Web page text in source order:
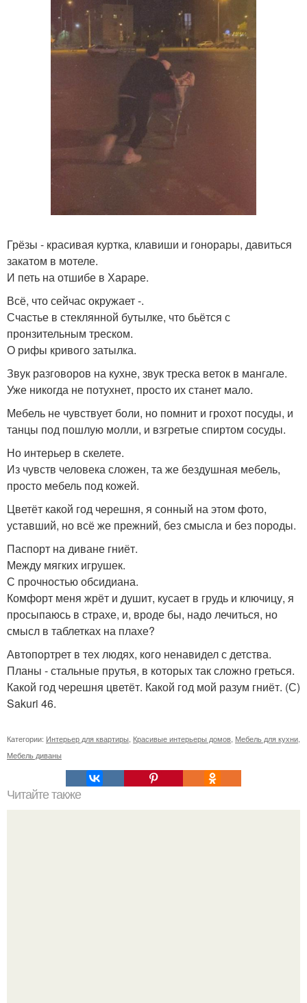
Грёзы - красивая куртка, клавиши и гонорары, давиться
закатом в мотеле.
И петь на отшибе в Хараре.
Всё, что сейчас окружает -.
Счастье в стеклянной бутылке, что бьётся с
пронзительным треском.
О рифы кривого затылка.
Звук разговоров на кухне, звук треска веток в мангале.
Уже никогда не потухнет, просто их станет мало.
Мебель не чувствует боли, но помнит и грохот посуды, и
танцы под пошлую молли, и взгретые спиртом сосуды.
Но интерьер в скелете.
Из чувств человека сложен, та же бездушная мебель,
просто мебель под кожей.
Цветёт какой год черешня, я сонный на этом фото,
уставший, но всё же прежний, без смысла и без породы.
Паспорт на диване гниёт.
Между мягких игрушек.
С прочностью обсидиана.
Комфорт меня жрёт и душит, кусает в грудь и ключицу, я
просыпаюсь в страхе, и, вроде бы, надо лечиться, но
смысл в таблетках на плахе?
Автопортрет в тех людях, кого ненавидел с детства.
Планы - стальные прутья, в которых так сложно греться.
Какой год черешня цветёт. Какой год мой разум гниёт. (С)
Sakuri 46.
Категории: Интерьер для квартиры Красивые интерьеры домов Мебель для кухни
Мебель диваны
Читайте также